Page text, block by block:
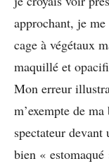
approchant, je me
cage à végétaux
maquillé et
Mon erreur
m’exempte de
spectateur
bien «